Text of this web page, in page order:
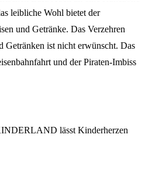
leibliche Wohl bietet der
und Getränke. Das Verzehren
Getränken ist nicht erwünscht. Das
und der Piraten-Imbiss
lässt Kinderherzen